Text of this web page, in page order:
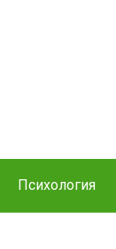
Психология